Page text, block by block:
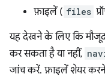
फ़ाइलें ( files
यह देखने के लिए कि
कर सकता है या नहीं,
जांच करें. फ़ाइलें शेयर